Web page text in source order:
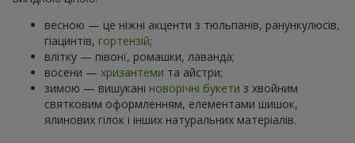
весною — це ніжні акценти з тюльпанів, ранункулюсів,
гіацинтів, гортензій;
влітку — півонї, ромашки, лаванда;
восени — хризантеми та айстри;
зимою — вишукані новорічні букети з хвойним
святковим оформленням, елементами шишок,
ялинових гілок і інших натуральних матеріалів.